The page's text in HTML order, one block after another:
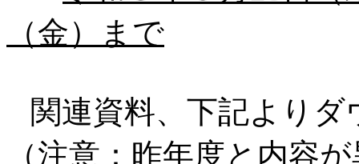
（金）まで
関連資料、下記よりダ
（注意：昨年度と内容